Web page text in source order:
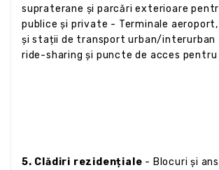
supraterane și parcări exterioare
publice și private - Terminale
și stații de transport urban/
ride-sharing și puncte de acces
5. Clădiri rezidențiale - Blocuri și